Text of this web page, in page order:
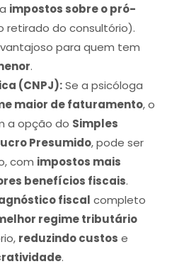
impostos sobre o pró-
retirado do consultório).
para quem tem
.
(CNPJ):Se a psicóloga
maior de faturamento, o
a opção do Simples
Presumido, pode ser
com impostos mais
benefícios fiscais.
fiscal completo
regime tributário
reduzindo custos e
.